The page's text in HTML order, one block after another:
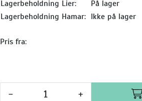
Lagerbeholdning Lier:
På lager
Lagerbeholdning Hamar: Ikke på lager
Pris fra:
- +